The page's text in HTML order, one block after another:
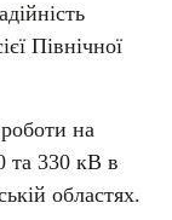
Північної
на
та 330 кВ в
областях.